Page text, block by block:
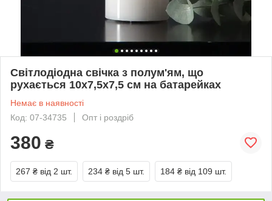
Світлодіодна свічка з полум'ям, що
рухається 10х7,5х7,5 см на батарейках
Немає в наявності
Код: 07-34735
Опт і роздріб
380 ₴
267 ₴ від 2 шт. 234 ₴ від 5 шт. 184 ₴ від 109 шт.